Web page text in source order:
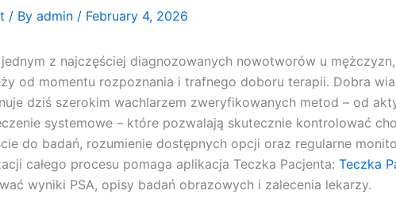
/ By admin / February 4, 2026
z najczęściej diagnozowanych nowotworów u
od momentu rozpoznania i trafnego doboru terapii. Dobra
dziś szerokim wachlarzem zweryfikowanych metod – od
systemowe – które pozwalają skutecznie kontrolować
do badań, rozumienie dostępnych opcji oraz regularne
całego procesu pomaga aplikacja Teczka Pacjenta: Teczka
wyniki PSA, opisy badań obrazowych i zalecenia lekarzy.